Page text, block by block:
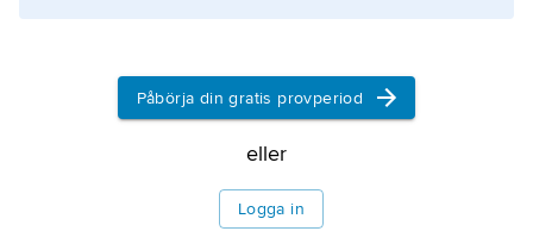
Påbörja din gratis provperiod
eller
Logga in